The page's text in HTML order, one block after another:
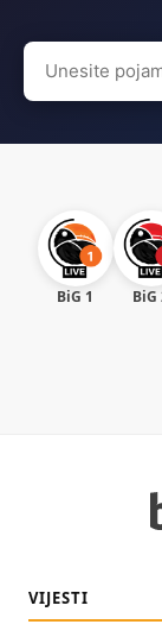
Search
for:
BiG 1 BiG
VIJESTI